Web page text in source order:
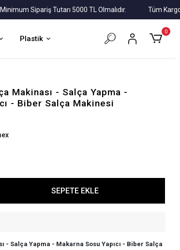
Sipariş Tutarı 5000 TL Olmalıdır. Tüm Kargolar
Plastik
0
Makinası - Salça Yapma -
- Biber Salça Makinesi
SEPETE EKLE
- Salça Yapma - Makarna Sosu Yapıcı - Biber Salça